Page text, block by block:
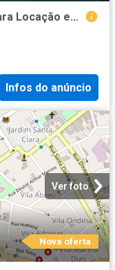
Casa / Sobrado em Condomínio para Locação em Sorocaba/SP Itapeva 3 Quartos
Infos do anúncio
Ver foto
Nova oferta